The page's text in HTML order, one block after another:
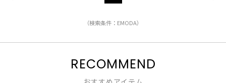
（検索条件：EMODA）
RECOMMEND